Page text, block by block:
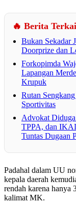
🔥 Berita
Bukan Sekadar
Doorprize dan
Forkopimda
Lapangan
Krupuk
Rutan
Sportivitas
Advokat
TPPA, dan
Tuntas Dugaan
Padahal dalam UU
kepala daerah
rendah karena hanya
kalimat MK.